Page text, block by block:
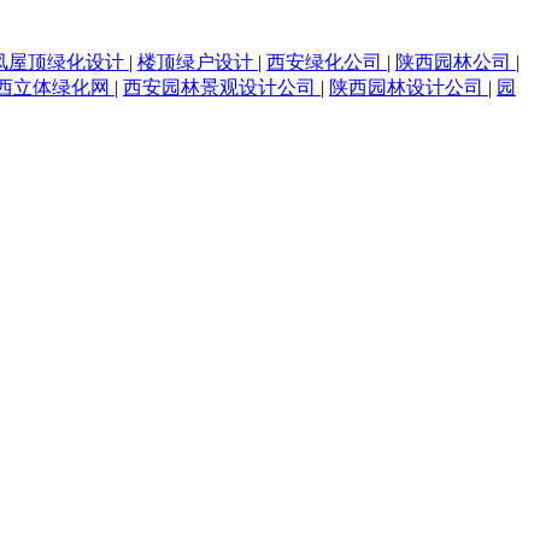
屋顶绿化设计 | 楼顶绿户设计 | 西安绿化公司 | 陕西园林公司 |
立体绿化网 | 西安园林景观设计公司 | 陕西园林设计公司 | 园